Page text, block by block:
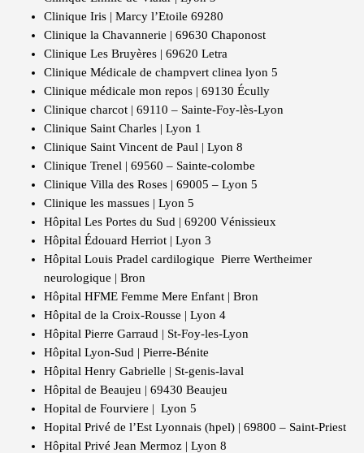
Clinique Iris | Marcy l’Etoile 69280
Clinique la Chavannerie | 69630 Chaponost
Clinique Les Bruyères | 69620 Letra
Clinique Médicale de champvert clinea lyon 5
Clinique médicale mon repos | 69130 Écully
Clinique charcot | 69110 – Sainte-Foy-lès-Lyon
Clinique Saint Charles | Lyon 1
Clinique Saint Vincent de Paul | Lyon 8
Clinique Trenel | 69560 – Sainte-colombe
Clinique Villa des Roses | 69005 – Lyon 5
Clinique les massues | Lyon 5
Hôpital Les Portes du Sud | 69200 Vénissieux
Hôpital Édouard Herriot | Lyon 3
Hôpital Louis Pradel cardilogique Pierre Wertheimer
neurologique | Bron
Hôpital HFME Femme Mere Enfant | Bron
Hôpital de la Croix-Rousse | Lyon 4
Hôpital Pierre Garraud | St-Foy-les-Lyon
Hôpital Lyon-Sud | Pierre-Bénite
Hôpital Henry Gabrielle | St-genis-laval
Hôpital de Beaujeu | 69430 Beaujeu
Hopital de Fourviere | Lyon 5
Hopital Privé de l’Est Lyonnais (hpel) | 69800 – Saint-Priest
Hôpital Privé Jean Mermoz | Lyon 8